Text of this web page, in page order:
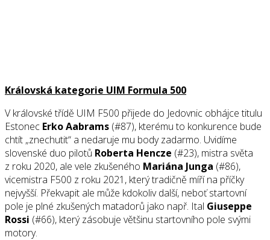
Královská kategorie UIM Formula 500
V královské třídě UIM F500 přijede do Jedovnic obhájce titulu
Estonec Erko Aabrams (#87), kterému to konkurence bude
chtít „znechutit“ a nedaruje mu body zadarmo. Uvidíme
slovenské duo pilotů Roberta Hencze (#23), mistra světa
z roku 2020, ale vele zkušeného Mariána Junga (#86),
vicemistra F500 z roku 2021, který tradičně míří na příčky
nejvyšší. Překvapit ale může kdokoliv další, neboť startovní
pole je plné zkušených matadorů jako např. Ital Giuseppe
Rossi (#66), který zásobuje většinu startovního pole svými
motory.